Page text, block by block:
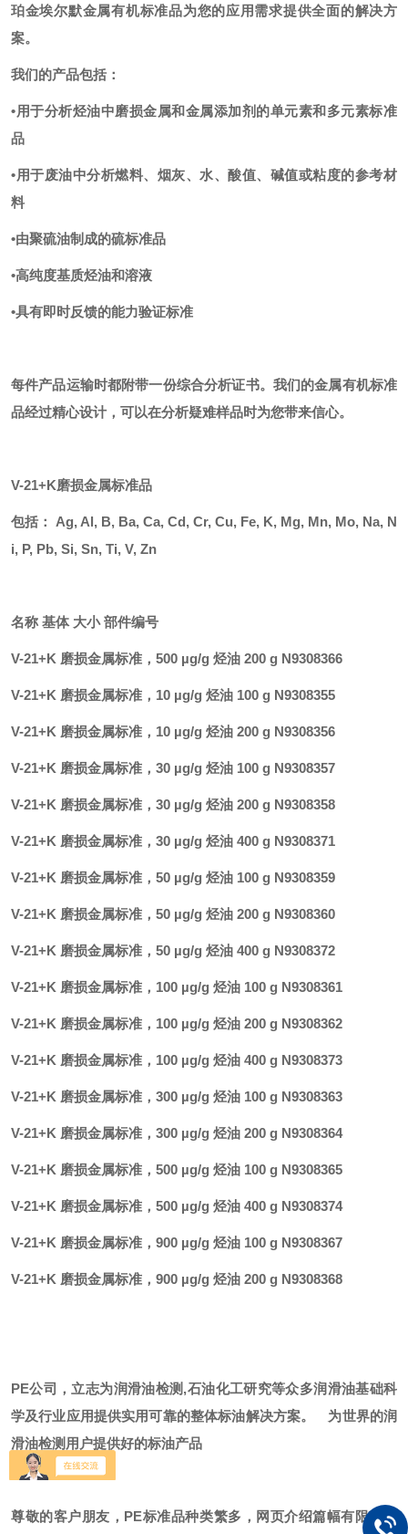
珀金埃尔默金属有机标准品为您的应用需求提供全面的解决方
案。
我们的产品包括：
•用于分析烃油中磨损金属和金属添加剂的单元素和多元素标准
品
•用于废油中分析燃料、烟灰、水、酸值、碱值或粘度的参考材
料
•由聚硫油制成的硫标准品
•高纯度基质烃油和溶液
•具有即时反馈的能力验证标准
每件产品运输时都附带一份综合分析证书。我们的金属有机标准
品经过精心设计，可以在分析疑难样品时为您带来信心。
V-21+K磨损金属标准品
包括：
Ag, Al, B, Ba, Ca, Cd, Cr, Cu, Fe, K, Mg, Mn, Mo, Na, N
i, P, Pb, Si, Sn, Ti, V, Zn
名称 基体 大小 部件编号
V-21+K 磨损金属标准，500 µg/g 烃油 200 g N9308366
V-21+K 磨损金属标准，10 µg/g 烃油 100 g N9308355
V-21+K 磨损金属标准，10 µg/g 烃油 200 g N9308356
V-21+K 磨损金属标准，30 µg/g 烃油 100 g N9308357
V-21+K 磨损金属标准，30 µg/g 烃油 200 g N9308358
V-21+K 磨损金属标准，30 µg/g 烃油 400 g N9308371
V-21+K 磨损金属标准，50 µg/g 烃油 100 g N9308359
V-21+K 磨损金属标准，50 µg/g 烃油 200 g N9308360
V-21+K 磨损金属标准，50 µg/g 烃油 400 g N9308372
V-21+K 磨损金属标准，100 µg/g 烃油 100 g N9308361
V-21+K 磨损金属标准，100 µg/g 烃油 200 g N9308362
V-21+K 磨损金属标准，100 µg/g 烃油 400 g N9308373
V-21+K 磨损金属标准，300 µg/g 烃油 100 g N9308363
V-21+K 磨损金属标准，300 µg/g 烃油 200 g N9308364
V-21+K 磨损金属标准，500 µg/g 烃油 100 g N9308365
V-21+K 磨损金属标准，500 µg/g 烃油 400 g N9308374
V-21+K 磨损金属标准，900 µg/g 烃油 100 g N9308367
V-21+K 磨损金属标准，900 µg/g 烃油 200 g N9308368
PE公司，立志为润滑油检测,石油化工研究等众多润滑油基础科
学及行业应用提供实用可靠的整体标油解决方案。
为世界的润
滑油检测用户提供好的标油产品
尊敬的客户朋友， PE标准品种类繁多，网页介绍篇幅有限，以